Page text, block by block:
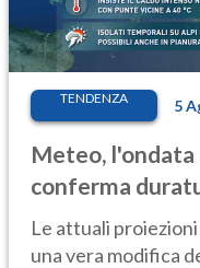
TENDENZA 5
Meteo, l'ondata
conferma
Le attuali
una vera modifica